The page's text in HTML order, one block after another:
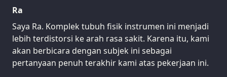
Ra
Saya Ra. Komplek tubuh fisik instrumen ini menjadi
lebih terdistorsi ke arah rasa sakit. Karena itu, kami
akan berbicara dengan subjek ini sebagai
pertanyaan penuh terakhir kami atas pekerjaan ini.